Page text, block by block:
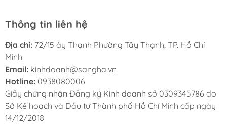
Thông tin liên hệ
Địa chỉ: 72/15 ây Thạnh Phường Tây Thạnh, TP. Hồ Chí
Minh
Email: kinhdoanh@sangha.vn
Hotline: 0938080006
Giấy chứng nhận Đăng ký Kinh doanh số 0309345786 do
Sở Kế hoạch và Đầu tư Thành phố Hồ Chí Minh cấp ngày
14/12/2018